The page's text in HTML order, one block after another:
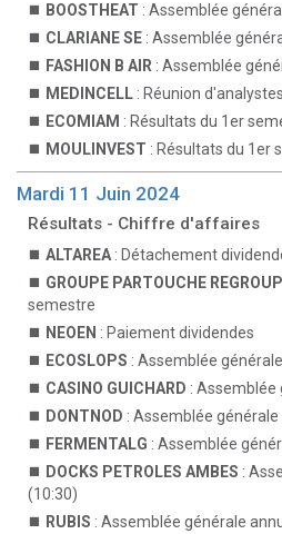
BOOSTHEAT : Assemblée
CLARIANE SE : Assemblée
FASHION B AIR : Assemblée
MEDINCELL : Réunion
ECOMIAM : Résultats du 1er
MOULINVEST : Résultats du 1er
Mardi 11 Juin 2024
Résultats - Chiffre d'affaires
ALTAREA : Détachement
GROUPE PARTOUCHE
semestre
NEOEN : Paiement dividendes
ECOSLOPS : Assemblée
CASINO GUICHARD : Assemblée
DONTNOD : Assemblée
FERMENTALG : Assemblée
DOCKS PETROLES AMBES :
(10:30)
RUBIS : Assemblée générale